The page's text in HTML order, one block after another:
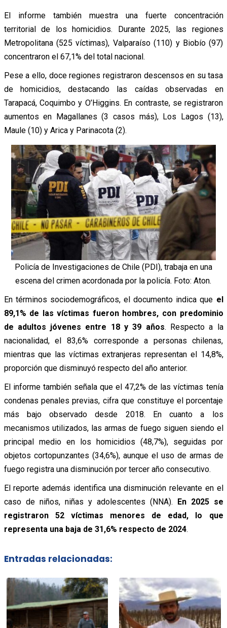
El informe también muestra una fuerte concentración
territorial de los homicidios. Durante 2025, las regiones
Metropolitana (525 víctimas), Valparaíso (110) y Biobío (97)
concentraron el 67,1% del total nacional.
Pese a ello, doce regiones registraron descensos en su tasa
de homicidios, destacando las caídas observadas en
Tarapacá, Coquimbo y O’Higgins. En contraste, se registraron
aumentos en Magallanes (3 casos más), Los Lagos (13),
Maule (10) y Arica y Parinacota (2).
Policía de Investigaciones de Chile (PDI), trabaja en una
escena del crimen acordonada por la policía. Foto: Aton.
En términos sociodemográficos, el documento indica que el
89,1% de las víctimas fueron hombres, con predominio
de adultos jóvenes entre 18 y 39 años. Respecto a la
nacionalidad, el 83,6% corresponde a personas chilenas,
mientras que las víctimas extranjeras representan el 14,8%,
proporción que disminuyó respecto del año anterior.
El informe también señala que el 47,2% de las víctimas tenía
condenas penales previas, cifra que constituye el porcentaje
más bajo observado desde 2018. En cuanto a los
mecanismos utilizados, las armas de fuego siguen siendo el
principal medio en los homicidios (48,7%), seguidas por
objetos cortopunzantes (34,6%), aunque el uso de armas de
fuego registra una disminución por tercer año consecutivo.
El reporte además identifica una disminución relevante en el
caso de niños, niñas y adolescentes (NNA). En 2025 se
registraron 52 víctimas menores de edad, lo que
representa una baja de 31,6% respecto de 2024.
Entradas relacionadas: